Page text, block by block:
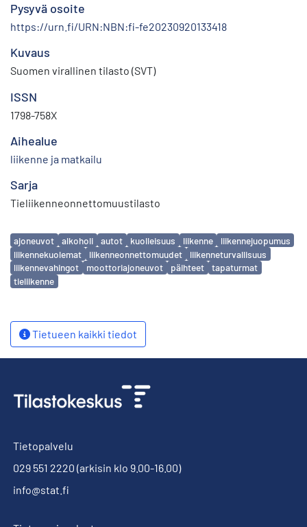
Pysyvä osoite
https://urn.fi/URN:NBN:fi-fe20230920133418
Kuvaus
Suomen virallinen tilasto (SVT)
ISSN
1798-758X
Aihealue
liikenne ja matkailu
Sarja
Tieliikenneonnettomuustilasto
Avainsanat
ajoneuvot alkoholi autot kuolleisuus liikenne
liikennejuopumus
liikennekuolemat
liikenneonnettomuudet
liikenneturvallisuus
liikennevahingot
moottoriajoneuvot päihteet
tapaturmat
tieliikenne
Tietueen kaikki tiedot
Tietopalvelu
029 551 2220 (arkisin klo 9.00-16.00)
info@stat.fi